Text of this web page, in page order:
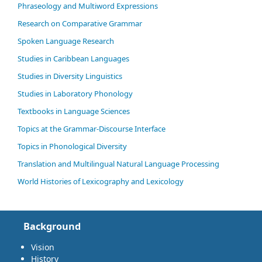
Phraseology and Multiword Expressions
Research on Comparative Grammar
Spoken Language Research
Studies in Caribbean Languages
Studies in Diversity Linguistics
Studies in Laboratory Phonology
Textbooks in Language Sciences
Topics at the Grammar-Discourse Interface
Topics in Phonological Diversity
Translation and Multilingual Natural Language Processing
World Histories of Lexicography and Lexicology
Background
Vision
History